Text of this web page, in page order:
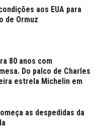
aos EUA para
de Ormuz
80 anos com
Do palco de Charles
estrela Michelin em
as despedidas da